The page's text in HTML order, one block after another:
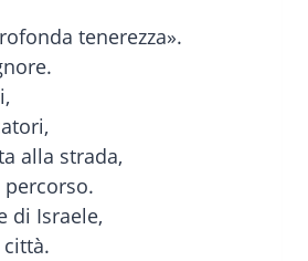
tenerezza».
alla strada,
di Israele,